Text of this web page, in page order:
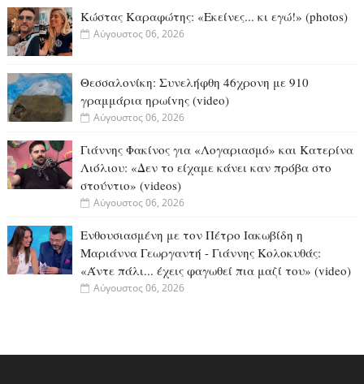
Κώστας Καραφώτης: «Εκείνες... κι εγώ!» (photos)
Αύγουστος 06, 2026
Θεσσαλονίκη: Συνελήφθη 46χρονη με 910
γραμμάρια ηρωίvης (video)
Αύγουστος 06, 2026
Γιάννης Φακίνος για «Λογαριασμό» και Κατερίνα
Λιόλιου: «Δεν το είχαμε κάνει καν πρόβα στο
στούντιο» (videos)
Αύγουστος 06, 2026
Ενθουσιασμένη με τον Πέτρο Ιακωβίδη η
Μαριάννα Γεωργαντή - Γιάννης Κολοκυθάς:
«Άντε πάλι... έχεις φαγωθεί πια μαζί του» (video)
Αύγουστος 06, 2026